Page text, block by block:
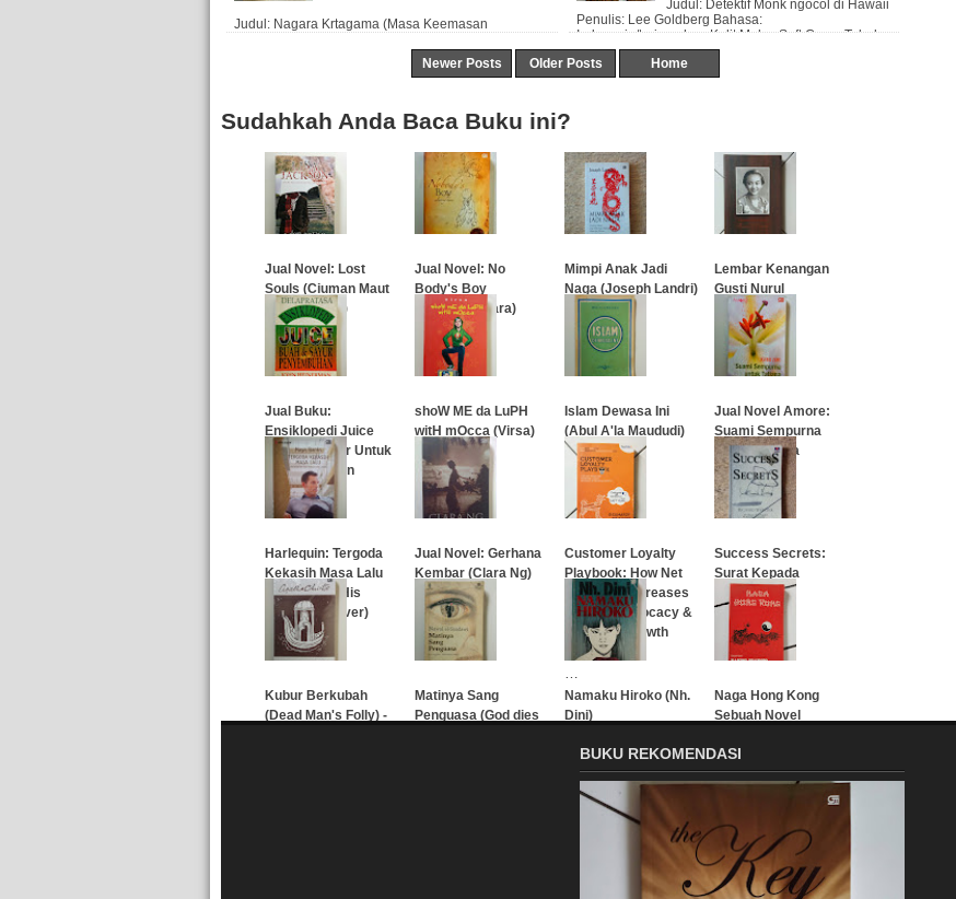
Newer Posts Older Posts Home
Sudahkah Anda Baca Buku ini?
Jual Novel: Lost
Souls (Ciuman Maut
Sang Vampir)
…
Jual Novel: No
Body's Boy
(Sebatang Kara)
…
Mimpi Anak Jadi
Naga (Joseph Landri)
Lembar Kenangan
Gusti Nurul
Jual Buku:
Ensiklopedi Juice
Buah & Sayur Untuk
Penyembuhan
…
shoW ME da LuPH
witH mOcca (Virsa)
…
Islam Dewasa Ini
(Abul A'la Maududi)
Jual Novel Amore:
Suami Sempurna
Untuk Tatiana
…
Harlequin: Tergoda
Kekasih Masa Lalu
(Enticed By His
Forgotten Lover)
…
Jual Novel: Gerhana
Kembar (Clara Ng)
…
Customer Loyalty
Playbook: How Net
Promoter Increases
Loyalty, Advocacy &
Financial Growth
Success Secrets:
Surat Kepada
Matthew
Kubur Berkubah
(Dead Man's Folly) -
Matinya Sang
Penguasa (God dies
Namaku Hiroko (Nh.
Dini)
Naga Hong Kong
Sebuah Novel
…
BUKU REKOMENDASI